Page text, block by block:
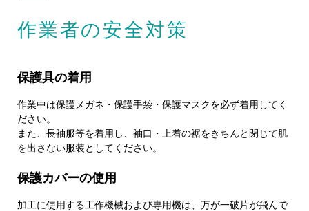
作業者の安全対策
保護具の着用
作業中は保護メガネ・保護手袋・保護マスクを必ず着用してく
ださい。
また、長袖服等を着用し、袖口・上着の裾をきちんと閉じて肌
を出さない服装としてください。
保護カバーの使用
加工に使用する工作機械および専用機は、万が一破片が飛んで